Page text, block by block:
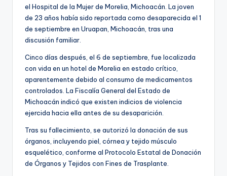
el Hospital de la Mujer de Morelia, Michoacán. La joven
de 23 años había sido reportada como desaparecida el 1
de septiembre en Uruapan, Michoacán, tras una
discusión familiar.
Cinco días después, el 6 de septiembre, fue localizada
con vida en un hotel de Morelia en estado crítico,
aparentemente debido al consumo de medicamentos
controlados. La Fiscalía General del Estado de
Michoacán indicó que existen indicios de violencia
ejercida hacia ella antes de su desaparición.
Tras su fallecimiento, se autorizó la donación de sus
órganos, incluyendo piel, córnea y tejido músculo
esquelético, conforme al Protocolo Estatal de Donación
de Órganos y Tejidos con Fines de Trasplante.